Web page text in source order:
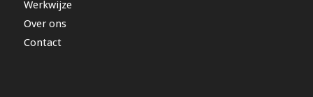
Werkwijze
Over ons
Contact